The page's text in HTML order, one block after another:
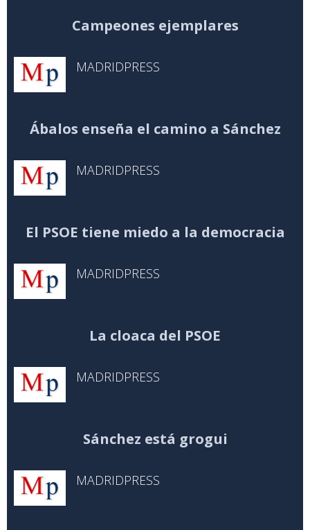
Campeones ejemplares
MADRIDPRESS
Ábalos enseña el camino a Sánchez
MADRIDPRESS
El PSOE tiene miedo a la democracia
MADRIDPRESS
La cloaca del PSOE
MADRIDPRESS
Sánchez está grogui
MADRIDPRESS